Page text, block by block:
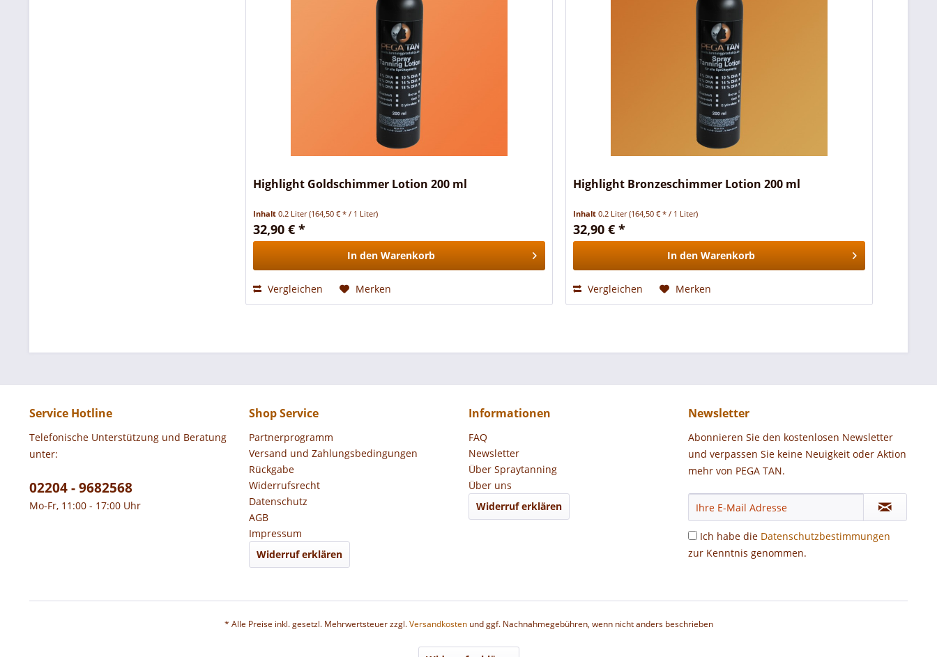
Highlight Goldschimmer Lotion 200 ml
Inhalt0.2 Liter(164,50 € * / 1 Liter)
32,90 € *
In den Warenkorb
Vergleichen Merken
Highlight Bronzeschimmer Lotion 200 ml
Inhalt0.2 Liter(164,50 € * / 1 Liter)
32,90 € *
In den Warenkorb
Vergleichen Merken
Service Hotline
Telefonische Unterstützung und Beratung
unter:
02204 - 9682568
Mo-Fr, 11:00 - 17:00 Uhr
Shop Service
Partnerprogramm
Versand und Zahlungsbedingungen
Rückgabe
Widerrufsrecht
Datenschutz
AGB
Impressum
Widerruf erklären
Informationen
FAQ
Newsletter
Über Spraytanning
Über uns
Widerruf erklären
Newsletter
Abonnieren Sie den kostenlosen Newsletter
und verpassen Sie keine Neuigkeit oder Aktion
mehr von PEGA TAN.
Ich habe die Datenschutzbestimmungen
zur Kenntnis genommen.
* Alle Preise inkl. gesetzl. Mehrwertsteuer zzgl.Versandkostenund ggf. Nachnahmegebühren, wenn nicht anders beschrieben